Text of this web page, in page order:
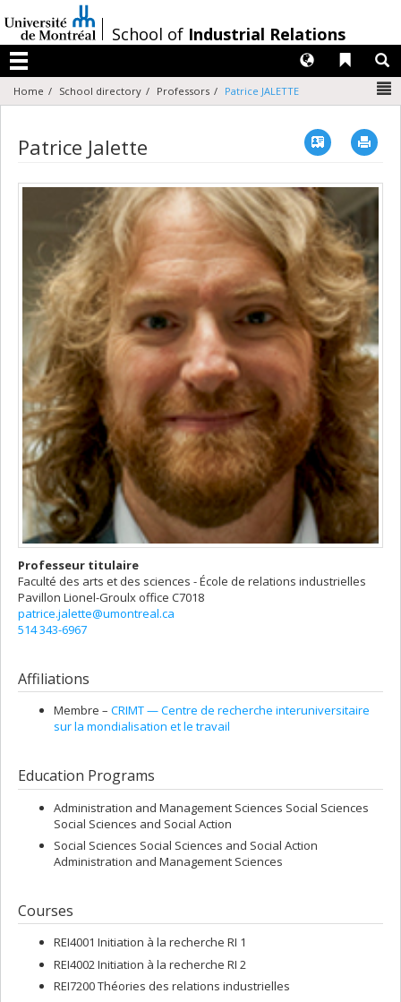
au
contenu
/
School of Industrial Relations
Menu
Liens
Langues
Home School directory Professors Patrice JALETTE
Patrice Jalette Vcard
Professeur titulaire
Faculté des arts et des sciences - École de relations industrielles
Pavillon Lionel-Groulx office C7018
patrice.jalette@umontreal.ca
514 343-6967
Affiliations
Membre – CRIMT — Centre de recherche interuniversitaire
sur la mondialisation et le travail
Education Programs
Administration and Management Sciences Social Sciences
Social Sciences and Social Action
Social Sciences Social Sciences and Social Action
Administration and Management Sciences
Courses
REI4001 Initiation à la recherche RI 1
REI4002 Initiation à la recherche RI 2
REI7200 Théories des relations industrielles